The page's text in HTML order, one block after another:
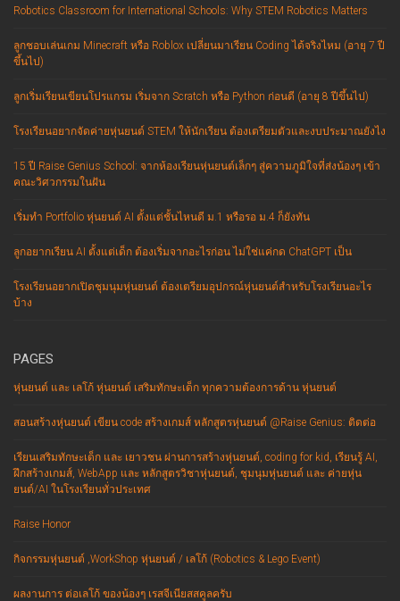
Robotics Classroom for International Schools: Why STEM Robotics Matters
ลูกชอบเล่นเกม Minecraft หรือ Roblox เปลี่ยนมาเรียน Coding ได้จริงไหม (อายุ 7 ปี
ขึ้นไป)
ลูกเริ่มเรียนเขียนโปรแกรม เริ่มจาก Scratch หรือ Python ก่อนดี (อายุ 8 ปีขึ้นไป)
โรงเรียนอยากจัดค่ายหุ่นยนต์ STEM ให้นักเรียน ต้องเตรียมตัวและงบประมาณยังไง
15 ปี Raise Genius School: จากห้องเรียนหุ่นยนต์เล็กๆ สู่ความภูมิใจที่ส่งน้องๆ เข้า
คณะวิศวกรรมในฝัน
เริ่มทำ Portfolio หุ่นยนต์ AI ตั้งแต่ชั้นไหนดี ม.1 หรือรอ ม.4 ก็ยังทัน
ลูกอยากเรียน AI ตั้งแต่เด็ก ต้องเริ่มจากอะไรก่อน ไม่ใช่แค่กด ChatGPT เป็น
โรงเรียนอยากเปิดชุมนุมหุ่นยนต์ ต้องเตรียมอุปกรณ์หุ่นยนต์สำหรับโรงเรียนอะไร
บ้าง
PAGES
หุ่นยนต์ และ เลโก้ หุ่นยนต์ เสริมทักษะเด็ก ทุกความต้องการด้าน หุ่นยนต์
สอนสร้างหุ่นยนต์ เขียน code สร้างเกมส์ หลักสูตรหุ่นยนต์ @Raise Genius: ติดต่อ
เรียนเสริมทักษะเด็ก และ เยาวชน ผ่านการสร้างหุ่นยนต์, coding for kid, เรียนรู้ AI,
ฝึกสร้างเกมส์, WebApp และ หลักสูตรวิชาหุ่นยนต์, ชุมนุมหุ่นยนต์ และ ค่ายหุ่น
ยนต์/AI ในโรงเรียนทั่วประเทศ
Raise Honor
กิจกรรมหุ่นยนต์ ,WorkShop หุ่นยนต์ / เลโก้ (Robotics & Lego Event)
ผลงานการ ต่อเลโก้ ของน้องๆ เรสจีเนียสสคูลครับ